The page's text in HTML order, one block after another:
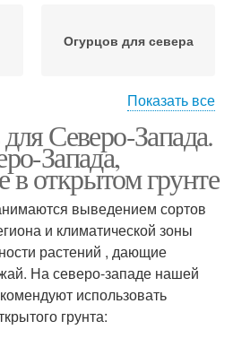
Огурцов для севера
Огурцов на северо-
западе
Холодостойкие
огурцовы
Показать все
Северо-Запада.
Запада,
открытом грунте
выведением сортов
и климатической зоны
растений , дающие
На северо-западе нашей
использовать
грунта: